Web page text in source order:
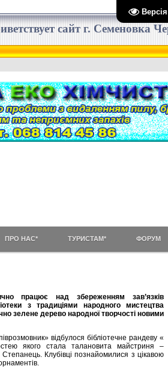
сайт г. Семеновка
ПРО НАС* ТУРИСТАМ* ФОРУМ
працює над збереженням зав’язків
з традиціями народного мистецтва
зелене дерево народної творчості новими
відбулося бібліотечне рандеву «
якого стала талановита майстриня –
Клубівці познайомилися з цікавою